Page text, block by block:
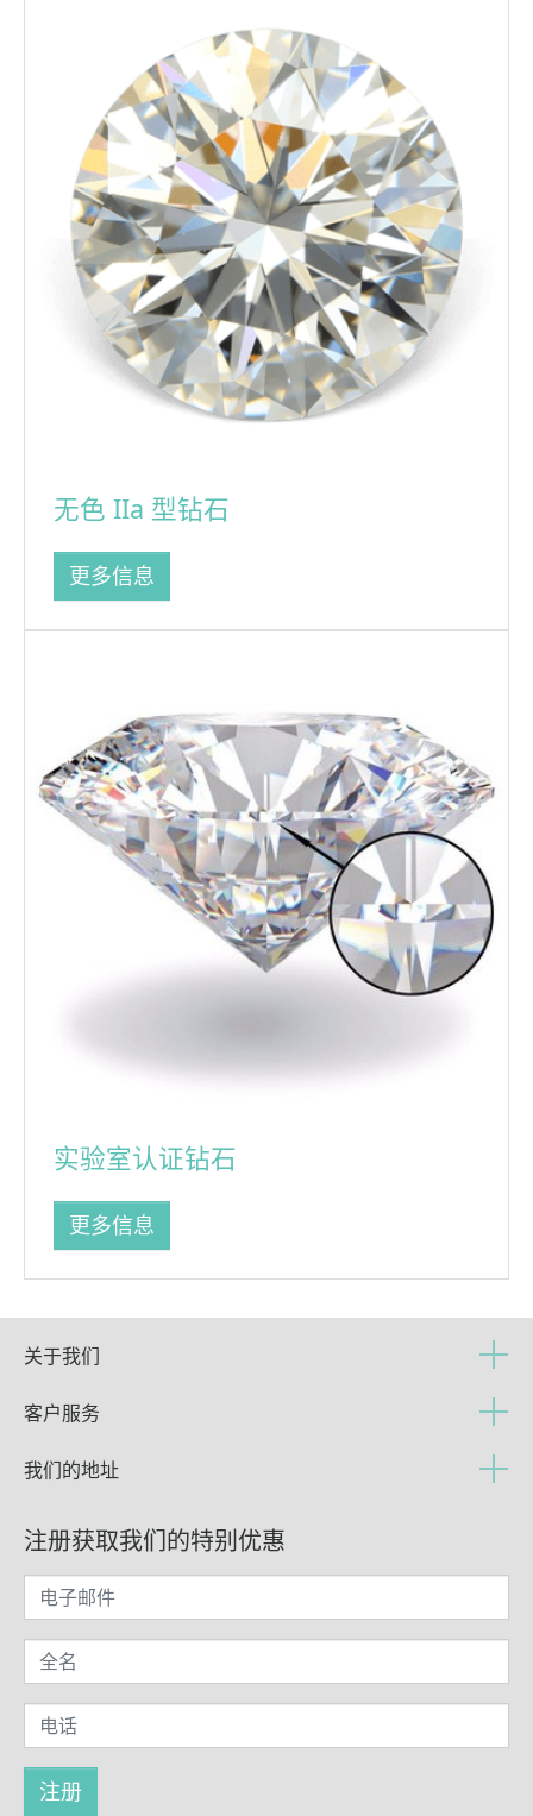
无色 IIa 型钻石
更多信息
实验室认证钻石
更多信息
关于我们
客户服务
我们的地址
注册获取我们的特别优惠